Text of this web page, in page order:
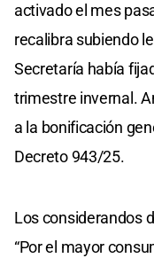
activado el mes
recalibra subiendo
Secretaría había
trimestre invernal.
a la bonificación
Decreto 943/25.
Los considerandos
“Por el mayor